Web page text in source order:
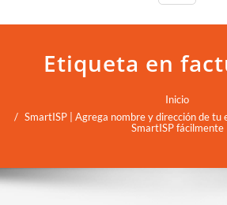
Etiqueta en
Inicio
SmartISP | Agrega nombre y dirección de tu
SmartISP fácilmente